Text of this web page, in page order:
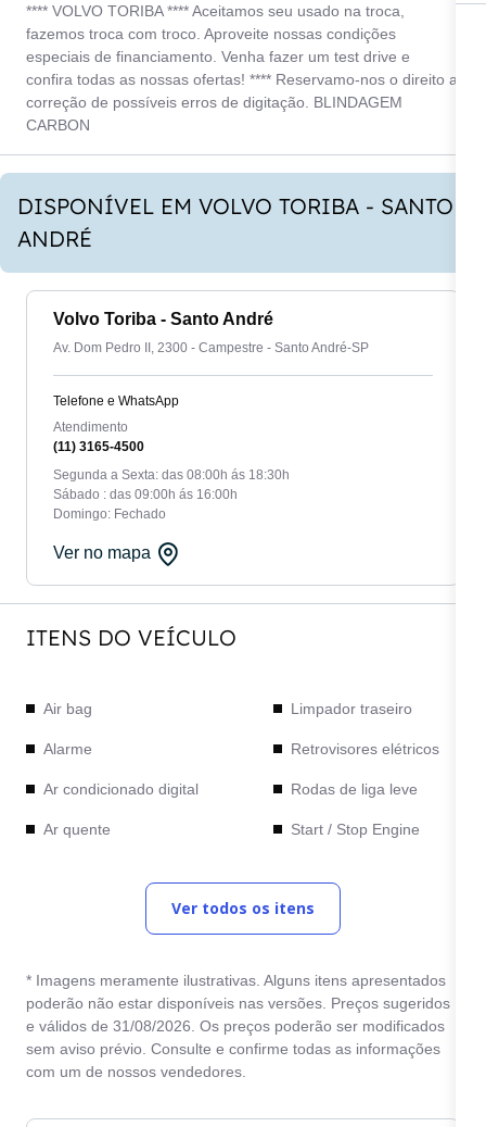
**** VOLVO TORIBA **** Aceitamos seu usado na troca,
fazemos troca com troco. Aproveite nossas condições
especiais de financiamento. Venha fazer um test drive e
confira todas as nossas ofertas! **** Reservamo-nos o direito a
correção de possíveis erros de digitação. BLINDAGEM
CARBON
DISPONÍVEL EM VOLVO TORIBA - SANTO
ANDRÉ
Volvo Toriba - Santo André
Av. Dom Pedro II, 2300 - Campestre - Santo André-SP
Telefone e WhatsApp
Atendimento
(11) 3165-4500
Segunda a Sexta: das 08:00h ás 18:30h
Sábado : das 09:00h ás 16:00h
Domingo: Fechado
Ver no mapa
ITENS DO VEÍCULO
Air bag
Alarme
Ar condicionado digital
Ar quente
Computador de bordo
Direção elétrica
Direção hidráulica
Freios ABS
Limpador traseiro
Retrovisores elétricos
Rodas de liga leve
Start / Stop Engine
Travas elétricas
Vidros elétricos
Vidros verdes
Ver todos os itens
* Imagens meramente ilustrativas. Alguns itens apresentados
poderão não estar disponíveis nas versões. Preços sugeridos
e válidos de 31/08/2026. Os preços poderão ser modificados
sem aviso prévio. Consulte e confirme todas as informações
com um de nossos vendedores.